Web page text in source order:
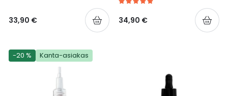
33,90 € 34,90 €
-20 % Kanta-asiakas